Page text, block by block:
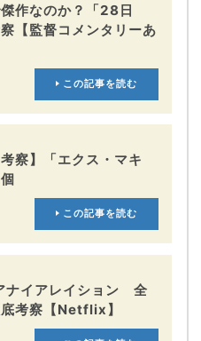
作なのか？「28日
【監督コメンタリーあ
この記事を読む
考察】「エクス・マキ
この記事を読む
ナイアレイション 全
考察【Netflix】